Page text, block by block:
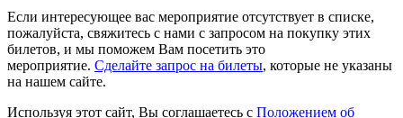
Если интересующее вас мероприятие отсутствует в списке,
пожалуйста, свяжитесь с нами с запросом на покупку этих
билетов, и мы поможем Вам посетить это
мероприятие. Cделайте запрос на билеты, которые не указаны
на нашем сайте.
Используя этот сайт, Вы соглашаетесь с Положением об